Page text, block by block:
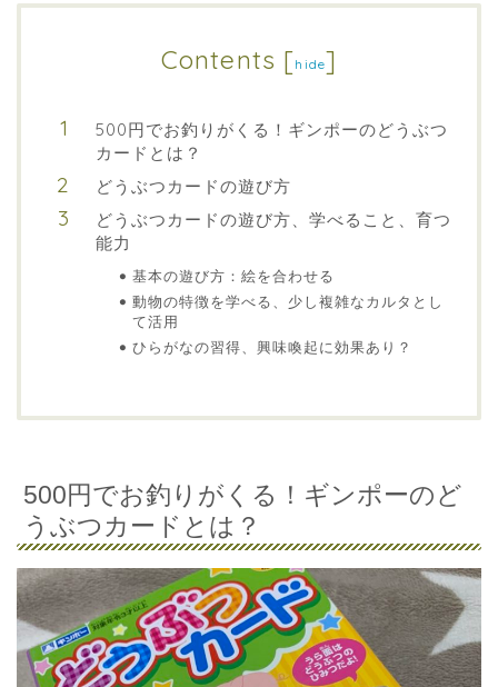
Contents [hide]
500円でお釣りがくる！ギンポーのどうぶつ
カードとは？
どうぶつカードの遊び方
どうぶつカードの遊び方、学べること、育つ
能力
基本の遊び方：絵を合わせる
動物の特徴を学べる、少し複雑なカルタとし
て活用
ひらがなの習得、興味喚起に効果あり？
500円でお釣りがくる！ギンポーのど
うぶつカードとは？